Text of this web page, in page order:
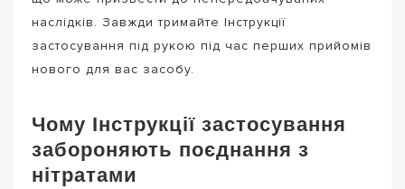
наслідків. Завжди тримайте Інструкції
застосування під рукою під час перших прийомів
нового для вас засобу.
Чому Інструкції застосування
забороняють поєднання з
нітратами